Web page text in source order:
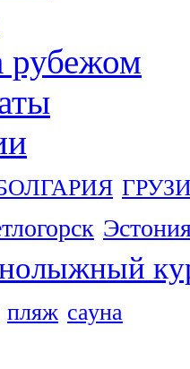
рубежом
пляж сауна